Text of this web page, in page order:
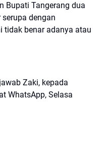
Bupati Tangerang dua
dengan
tidak benar adanya atau
Zaki, kepada
WhatsApp, Selasa